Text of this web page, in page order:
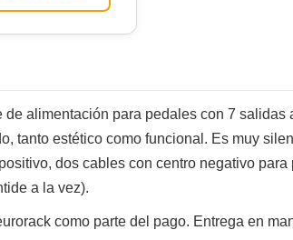
de alimentación para pedales con 7 salidas
tanto estético como funcional. Es muy
dos cables con centro negativo
a la vez).
como parte del pago. Entrega en